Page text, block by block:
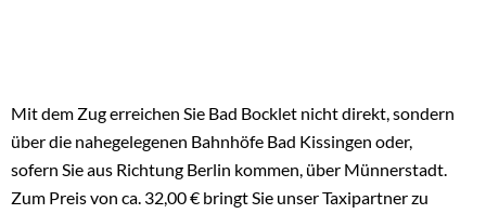
Mit dem Zug erreichen Sie Bad Bocklet nicht direkt, sondern
über die nahegelegenen Bahnhöfe Bad Kissingen oder,
sofern Sie aus Richtung Berlin kommen, über Münnerstadt.
Zum Preis von ca. 32,00 € bringt Sie unser Taxipartner zu